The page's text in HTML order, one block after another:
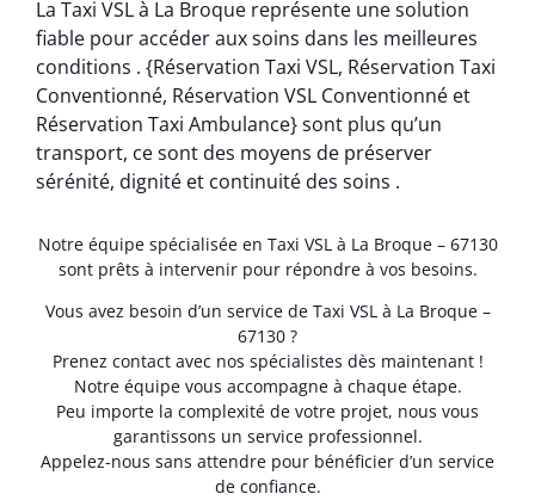
La Taxi VSL à La Broque représente une solution
fiable pour accéder aux soins dans les meilleures
conditions . {Réservation Taxi VSL, Réservation Taxi
Conventionné, Réservation VSL Conventionné et
Réservation Taxi Ambulance} sont plus qu’un
transport, ce sont des moyens de préserver
sérénité, dignité et continuité des soins .
Notre équipe spécialisée en Taxi VSL à La Broque – 67130
sont prêts à intervenir pour répondre à vos besoins.
Vous avez besoin d’un service de Taxi VSL à La Broque –
67130 ?
Prenez contact avec nos spécialistes dès maintenant !
Notre équipe vous accompagne à chaque étape.
Peu importe la complexité de votre projet, nous vous
garantissons un service professionnel.
Appelez-nous sans attendre pour bénéficier d’un service
de confiance.